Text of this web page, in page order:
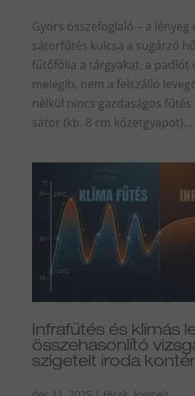
Gyors összefoglaló – a lényeg
sátorfűtés kulcsa a sugárzó
fűtőfólia a tárgyakat, a padlót
melegíti, nem a felszálló
nélkül nincs gazdaságos
sátor (kb. 8 cm kőzetgyapot)...
Infrafűtés és klímás
összehasonlító
szigetelt iroda